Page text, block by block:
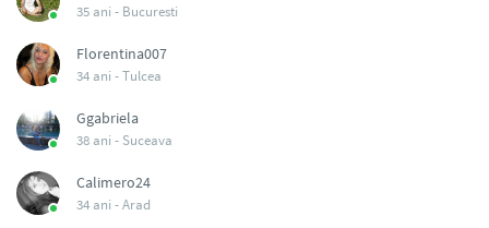
35 ani - Bucuresti
Florentina007
34 ani -Tulcea
Ggabriela
38 ani - Suceava
Calimero24
34 ani -Arad